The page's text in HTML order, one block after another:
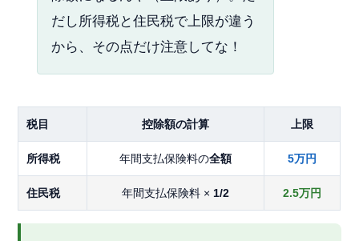
だし所得税と住民税で上限が違う
から、その点だけ注意してな！
税目 控除額の計算 上限
所得税 年間支払保険料の全額 5万円
住民税 年間支払保険料 × 1/2 2.5万円